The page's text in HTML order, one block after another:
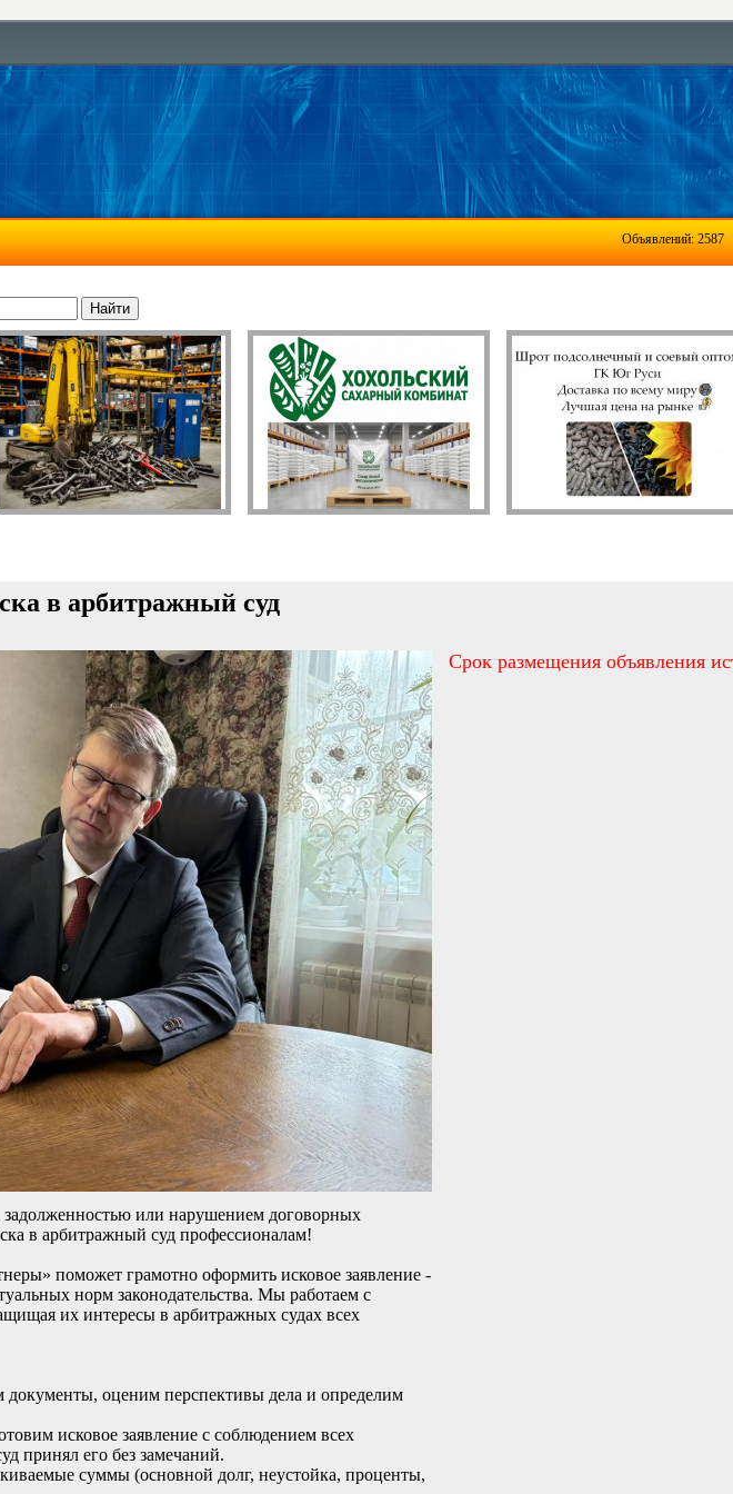
Объявлений: 2587
в арбитражный суд
или нарушением договорных
в арбитражный суд профессионалам!
поможет грамотно оформить исковое заявление -
норм законодательства. Мы работаем с
их интересы в арбитражных судах всех
оценим перспективы дела и определим
исковое заявление с соблюдением всех
принял его без замечаний.
суммы (основной долг, неустойка, проценты,
Срок размещения объявления